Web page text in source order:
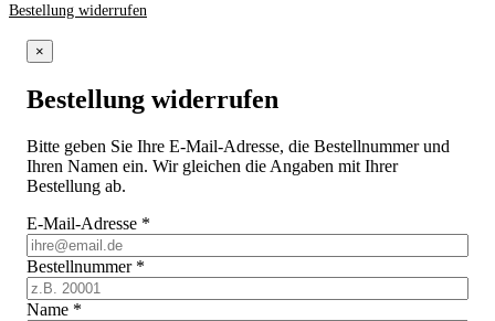
Bestellung widerrufen
×
Bestellung widerrufen
Bitte geben Sie Ihre E-Mail-Adresse, die Bestellnummer und
Ihren Namen ein. Wir gleichen die Angaben mit Ihrer
Bestellung ab.
E-Mail-Adresse *
Bestellnummer *
Name *